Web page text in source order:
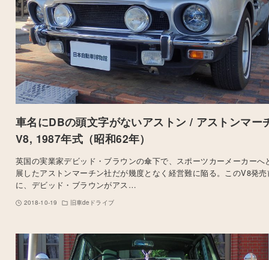
車名にDBの頭文字がないアストン / アストンマー
V8, 1987年式（昭和62年）
英国の実業家デビッド・ブラウンの傘下で、スポーツカーメーカーへ
展したアストンマーチン社だが幾度となく経営難に陥る。このV8発売
に、デビッド・ブラウンがアス…
2018-10-19 旧車deドライブ